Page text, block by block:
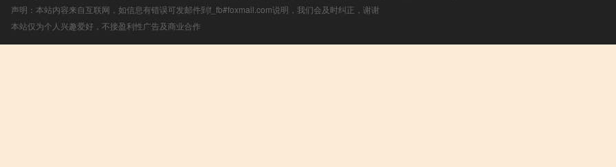
声明：本站内容来自互联网，如信息有错误可发邮件到f_fb#foxmail.com说明，我们会及时纠正，谢谢
本站仅为个人兴趣爱好，不接盈利性广告及商业合作